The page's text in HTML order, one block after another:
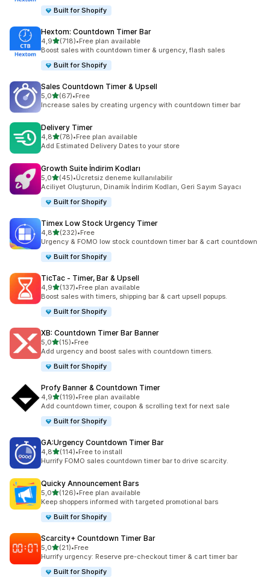
Built for Shopify
Hextom: Countdown Timer Bar
4,95 yıldız üzerinden
(718)
toplam 718 değerlendirme
•Free plan available
Boost sales with countdown timer & urgency, flash sales
Built for Shopify
Sales Countdown Timer & Upsell
5,05 yıldız üzerinden
(67)
toplam 67 değerlendirme
•Free
Increase sales by creating urgency with countdown timer bar
Delivery Timer
4,85 yıldız üzerinden
(78)
toplam 78 değerlendirme
•Free plan available
Add Estimated Delivery Dates to your store
Growth Suite İndirim Kodları
5,05 yıldız üzerinden
(45)
toplam 45 değerlendirme
•Ücretsiz deneme kullanılabilir
Aciliyet Oluşturun, Dinamik İndirim Kodları, Geri Sayım Sayacı
Built for Shopify
Timex Low Stock Urgency Timer
4,85 yıldız üzerinden
(232)
toplam 232 değerlendirme
•Free
Urgency & FOMO low stock countdown timer bar & cart countdown
Built for Shopify
TicTac ‑ Timer, Bar & Upsell
4,95 yıldız üzerinden
(137)
toplam 137 değerlendirme
•Free plan available
Boost sales with timers, shipping bar & cart upsell popups.
Built for Shopify
XB: Countdown Timer Bar Banner
5,05 yıldız üzerinden
(15)
toplam 15 değerlendirme
•Free
Add urgency and boost sales with countdown timers.
Built for Shopify
Profy Banner & Countdown Timer
4,95 yıldız üzerinden
(119)
toplam 119 değerlendirme
•Free plan available
Add countdown timer, coupon & scrolling text for next sale
Built for Shopify
GA:Urgency Countdown Timer Bar
4,85 yıldız üzerinden
(114)
toplam 114 değerlendirme
•Free to install
Hurrify FOMO sales countdown timer bar to drive scarcity.
Quicky Announcement Bars
5,05 yıldız üzerinden
(126)
toplam 126 değerlendirme
•Free plan available
Keep shoppers informed with targeted promotional bars
Built for Shopify
Scarcity+ Countdown Timer Bar
5,05 yıldız üzerinden
(21)
toplam 21 değerlendirme
•Free
Hurrify urgency: Reserve pre-checkout timer & cart timer bar
Built for Shopify